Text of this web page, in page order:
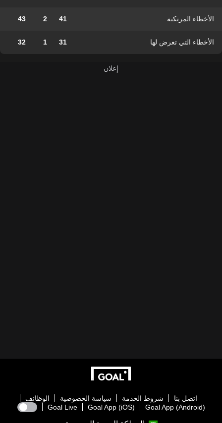
الأخطاء المرتكبة 41
2
43
الأخطاء التي تعرض لها 31
1
32
اتصل بنا شروط الخدمة سياسة الخصوصية
الوظائف
Goal App (Android)
Goal App (iOS)
Goal Live